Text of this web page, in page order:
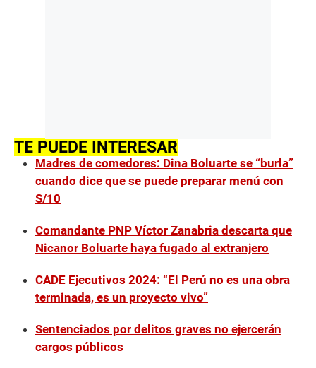
TE PUEDE INTERESAR
Madres de comedores: Dina Boluarte se “burla”
cuando dice que se puede preparar menú con
S/10
Comandante PNP Víctor Zanabria descarta que
Nicanor Boluarte haya fugado al extranjero
CADE Ejecutivos 2024: “El Perú no es una obra
terminada, es un proyecto vivo”
Sentenciados por delitos graves no ejercerán
cargos públicos